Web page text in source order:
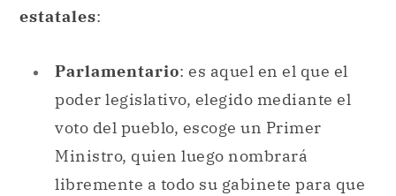
estatales:
Parlamentario: es aquel en el que el
poder legislativo, elegido mediante el
voto del pueblo, escoge un Primer
Ministro, quien luego nombrará
libremente a todo su gabinete para que